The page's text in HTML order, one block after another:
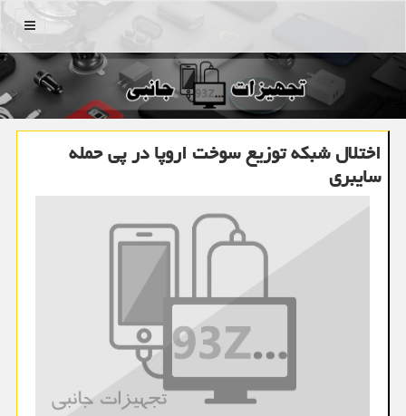
منو
اختلال شبکه توزیع سوخت اروپا در پی حمله
سایبری